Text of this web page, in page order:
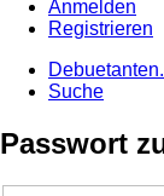
Anmelden
Registrieren
Suche
Passwort